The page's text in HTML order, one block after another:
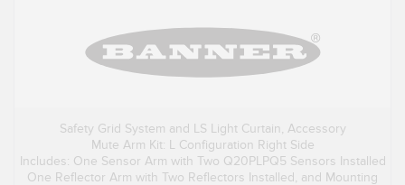
Safety Grid System and LS Light Curtain, Accessory
Mute Arm Kit: L Configuration Right Side
Includes: One Sensor Arm with Two Q20PLPQ5 Sensors Installed
One Reflector Arm with Two Reflectors Installed, and Mounting